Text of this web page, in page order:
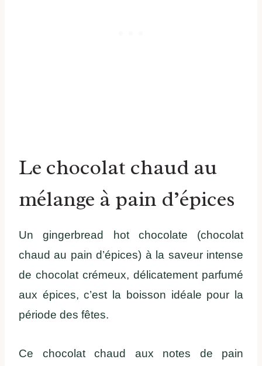
Le chocolat chaud au
mélange à pain d’épices
Un gingerbread hot chocolate (chocolat
chaud au pain d’épices) à la saveur intense
de chocolat crémeux, délicatement parfumé
aux épices, c’est la boisson idéale pour la
période des fêtes.
Ce chocolat chaud aux notes de pain